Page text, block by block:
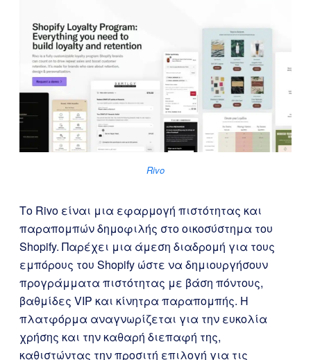
Rivo
Το Rivo είναι μια εφαρμογή πιστότητας και
παραπομπών δημοφιλής στο οικοσύστημα του
Shopify. Παρέχει μια άμεση διαδρομή για τους
εμπόρους του Shopify ώστε να δημιουργήσουν
προγράμματα πιστότητας με βάση πόντους,
βαθμίδες VIP και κίνητρα παραπομπής. Η
πλατφόρμα αναγνωρίζεται για την ευκολία
χρήσης και την καθαρή διεπαφή της,
καθιστώντας την προσιτή επιλογή για τις